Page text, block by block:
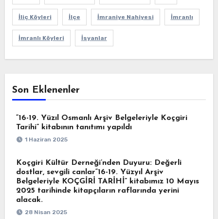
İliç Köyleri İlçe İmraniye Nahiyesi İmranlı
İmranlı Köyleri İsyanlar
Son Eklenenler
“16-19. Yüzıl Osmanlı Arşiv Belgeleriyle Koçgiri
Tarihi” kitabının tanıtımı yapıldı
1 Haziran 2025
Koçgiri Kültür Derneği’nden Duyuru: Değerli
dostlar, sevgili canlar“16-19. Yüzyıl Arşiv
Belgeleriyle KOÇGİRİ TARİHİ” kitabımız 10 Mayıs
2025 tarihinde kitapçıların raflarında yerini
alacak.
28 Nisan 2025